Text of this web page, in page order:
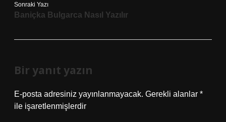
Sonraki Yazı
Baniçka Bulgarca Nasıl Yazılır
Bir yanıt yazın
E-posta adresiniz yayınlanmayacak. Gerekli alanlar *
ile işaretlenmişlerdir